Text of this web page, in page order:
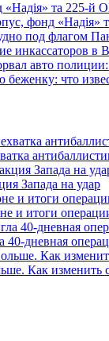
фонд
под флагом
инкассаторов в
авто
что
Запада на удар
и итоги
40-дневная
Как изменить